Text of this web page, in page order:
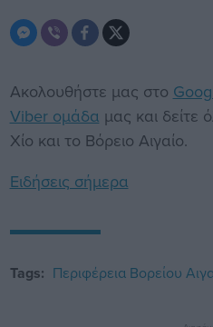
Ακολουθήστε μας στο
Viber ομάδα μας και δείτε
Χίο και το Βόρειο Αιγαίο.
Ειδήσεις σήμερα
Tags: Περιφέρεια Βορείου